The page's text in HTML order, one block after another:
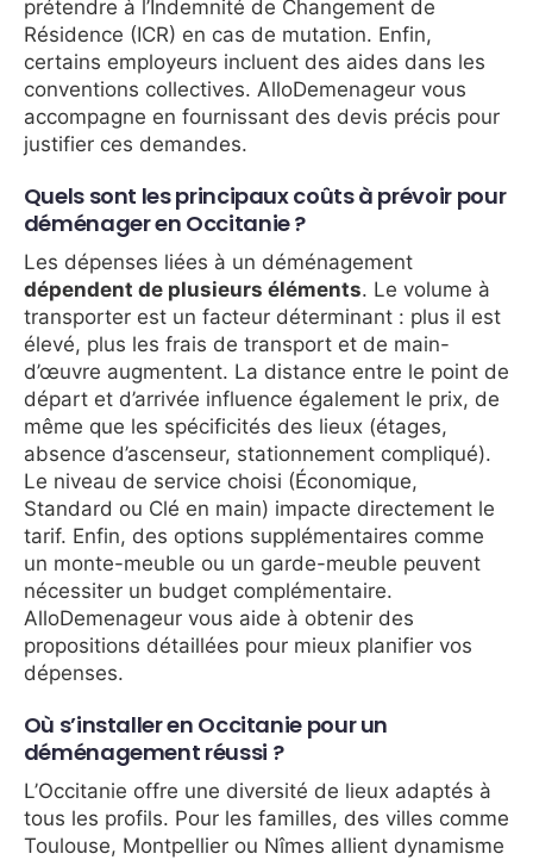
prétendre à l’Indemnité de Changement de
Résidence (ICR) en cas de mutation. Enfin,
certains employeurs incluent des aides dans les
conventions collectives. AlloDemenageur vous
accompagne en fournissant des devis précis pour
justifier ces demandes.
Quels sont les principaux coûts à prévoir pour
déménager en Occitanie ?
Les dépenses liées à un déménagement
dépendent de plusieurs éléments. Le volume à
transporter est un facteur déterminant : plus il est
élevé, plus les frais de transport et de main-
d’œuvre augmentent. La distance entre le point de
départ et d’arrivée influence également le prix, de
même que les spécificités des lieux (étages,
absence d’ascenseur, stationnement compliqué).
Le niveau de service choisi (Économique,
Standard ou Clé en main) impacte directement le
tarif. Enfin, des options supplémentaires comme
un monte-meuble ou un garde-meuble peuvent
nécessiter un budget complémentaire.
AlloDemenageur vous aide à obtenir des
propositions détaillées pour mieux planifier vos
dépenses.
Où s’installer en Occitanie pour un
déménagement réussi ?
L’Occitanie offre une diversité de lieux adaptés à
tous les profils. Pour les familles, des villes comme
Toulouse, Montpellier ou Nîmes allient dynamisme